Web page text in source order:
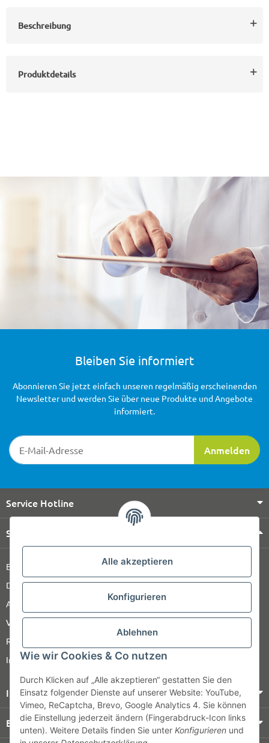
Alle akzeptieren
Konfigurieren
Ablehnen
Wie wir Cookies & Co nutzen
Durch Klicken auf „Alle akzeptieren“ gestatten Sie den
Einsatz folgender Dienste auf unserer Website: YouTube,
Vimeo, ReCaptcha, Brevo, Google Analytics 4. Sie können
die Einstellung jederzeit ändern (Fingerabdruck-Icon links
unten). Weitere Details finden Sie unter Konfigurieren und
Beschreibung
Produktdetails
Bleiben Sie informiert
Newsletter-Registrierung
Anmelden
Abonnieren Sie jetzt einfach unseren regelmäßig erscheinenden
Newsletter und werden Sie über neue Produkte und Angebote
informiert.
Service Hotline
Shop Service
Barrierefreiheitserklärung
Datenschutz
AGB
Versandinformationen
Retour
Impressum
Informationen
Bezahlung & Versand